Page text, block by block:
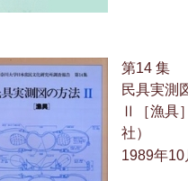
第14 集
民具実測
Ⅱ［漁具
社）
1989年10